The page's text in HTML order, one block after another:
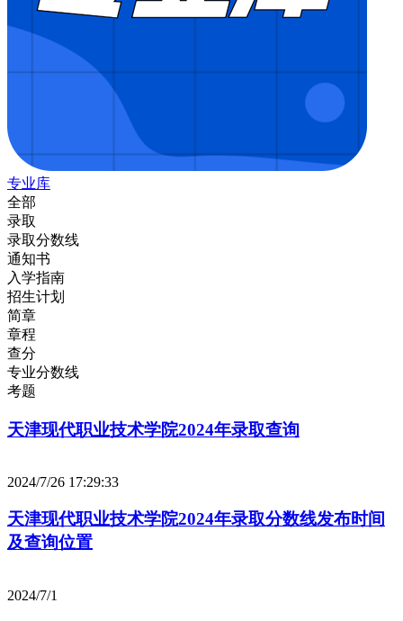
专业库
全部
录取
录取分数线
通知书
入学指南
招生计划
简章
章程
查分
专业分数线
考题
天津现代职业技术学院2024年录取查询
2024/7/26 17:29:33
天津现代职业技术学院2024年录取分数线发布时间
及查询位置
2024/7/1